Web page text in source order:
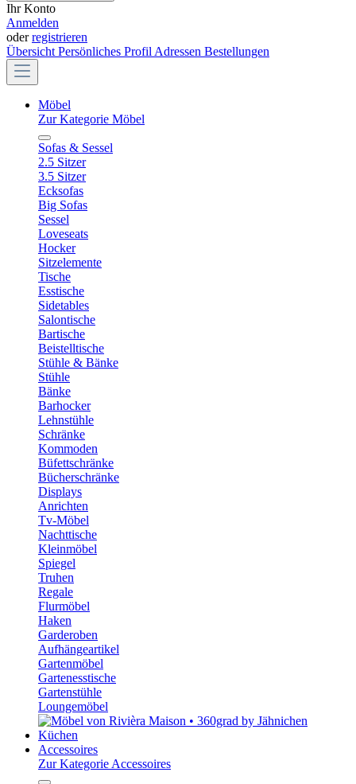
Ihr Konto
Anmelden
oderregistrieren
Übersicht Persönliches Profil Adressen Bestellungen
Möbel
Zur Kategorie Möbel
Sofas & Sessel
2.5 Sitzer
3.5 Sitzer
Ecksofas
Big Sofas
Sessel
Loveseats
Hocker
Sitzelemente
Tische
Esstische
Sidetables
Salontische
Bartische
Beistelltische
Stühle & Bänke
Stühle
Bänke
Barhocker
Lehnstühle
Schränke
Kommoden
Büfettschränke
Bücherschränke
Displays
Anrichten
Tv-Möbel
Nachttische
Kleinmöbel
Spiegel
Truhen
Regale
Flurmöbel
Haken
Garderoben
Aufhängeartikel
Gartenmöbel
Gartenesstische
Gartenstühle
Loungemöbel
Küchen
Accessoires
Zur Kategorie Accessoires